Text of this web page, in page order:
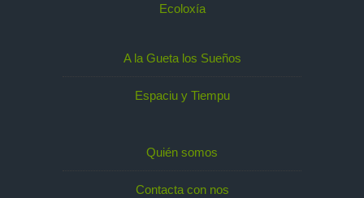
Ecoloxía
A la Gueta los Sueños
Espaciu y Tiempu
Quién somos
Contacta con nos